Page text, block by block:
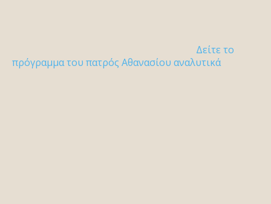
Δείτε το
πρόγραμμα του πατρός Αθανασίου αναλυτικά